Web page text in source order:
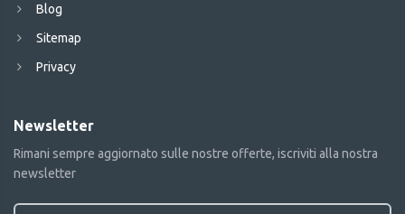
Blog
Sitemap
Privacy
Newsletter
Rimani sempre aggiornato sulle nostre offerte, iscriviti alla nostra
newsletter